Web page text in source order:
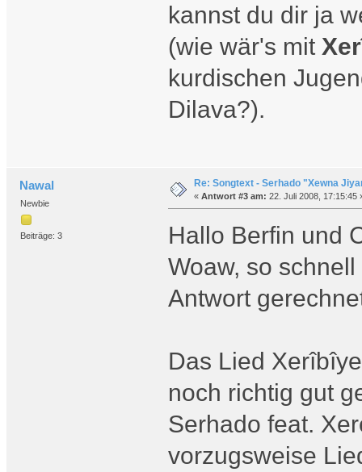
kannst du dir ja
(wie wär's mit
kurdischen
Dilava?).
Nawal
Newbie
Beiträge: 3
Re: Songtext - Serhado "Xewna
« Antwort #3 am: 22. Juli 2008, 17:15:45
Hallo Berfin und
Woaw, so
Antwort
Das Lied
noch richtig gut
Serhado feat.
vorzugsweise